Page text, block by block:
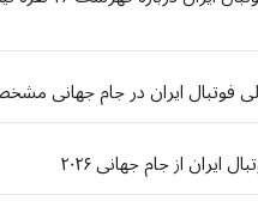
فوتبال ایران در جام جهانی
از جام جهانی ۲۰۲۶